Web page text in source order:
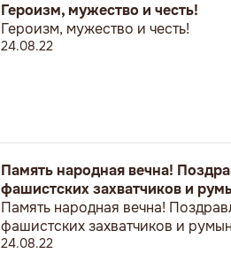
Героизм, мужество и честь!
Героизм, мужество и честь!
24.08.22
Память народная вечна!
фашистских захватчиков и
Память народная вечна!
фашистских захватчиков и
24.08.22